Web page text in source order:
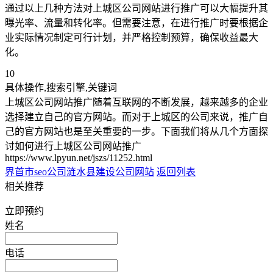
通过以上几种方法对上城区公司网站进行推广可以大幅提升其
曝光率、流量和转化率。但需要注意，在进行推广时要根据企
业实际情况制定可行计划，并严格控制预算，确保收益最大
化。
10
具体操作,搜索引擎,关键词
上城区公司网站推广随着互联网的不断发展，越来越多的企业
选择建立自己的官方网站。而对于上城区的公司来说，推广自
己的官方网站也是至关重要的一步。下面我们将从几个方面探
讨如何进行上城区公司网站推广
https://www.lpyun.net/jszs/11252.html
界首市seo公司 涟水县建设公司网站 返回列表
相关推荐
立即预约
姓名
电话